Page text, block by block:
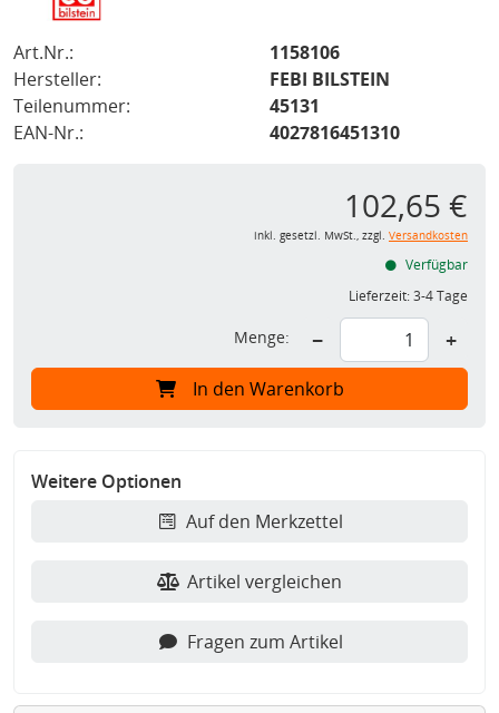
Art.Nr.:
1158106
Hersteller:
FEBI BILSTEIN
Teilenummer:
45131
EAN-Nr.:
4027816451310
102,65 €
inkl. gesetzl. MwSt., zzgl. Versandkosten
Verfügbar
Lieferzeit:3-4 Tage
Menge: − +
In den Warenkorb
Weitere Optionen
Auf den Merkzettel
Artikel vergleichen
Fragen zum Artikel